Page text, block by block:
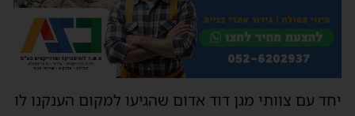
יחד עם צוותי מגן דוד אדום שהגיעו למקום הענקנו לו